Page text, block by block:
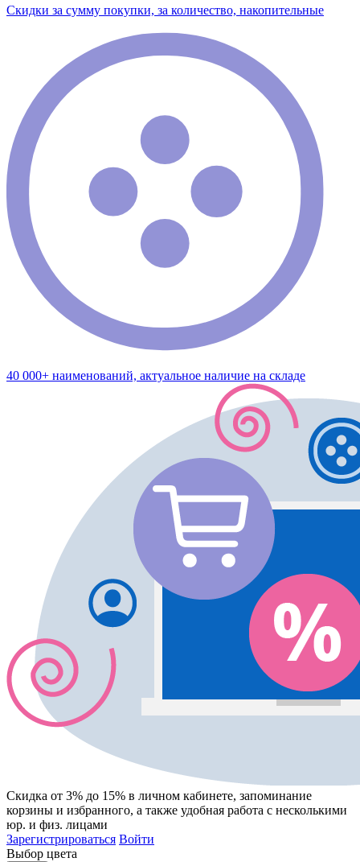
Скидки за сумму покупки, за количество, накопительные
40 000+ наименований, актуальное наличие на складе
Скидка от 3% до 15% в личном кабинете, запоминание
корзины и избранного, а также удобная работа с несколькими
юр. и физ. лицами
Зарегистрироваться Войти
Выбор цвета